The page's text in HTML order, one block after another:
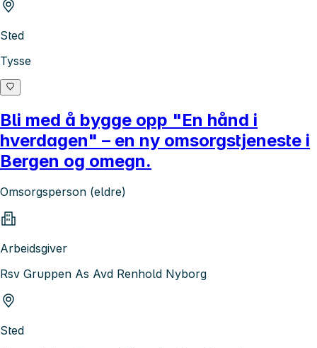
Sted
Tysse
Bli med å bygge opp "En hånd i
hverdagen" – en ny omsorgstjeneste i
Bergen og omegn.
Omsorgsperson (eldre)
Arbeidsgiver
Rsv Gruppen As Avd Renhold Nyborg
Sted